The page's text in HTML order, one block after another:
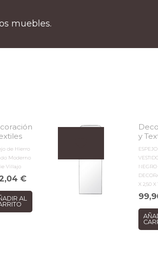
muebles.
de Hierro
Moderno
Villajo
€
AL
y
ESPEJO
X 2,50 X